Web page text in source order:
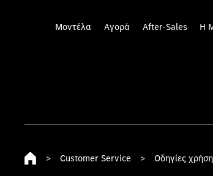
Μοντέλα Αγορά After-Sales Η
> Customer Service > Οδηγίες